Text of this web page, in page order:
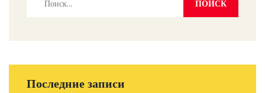
Последние записи